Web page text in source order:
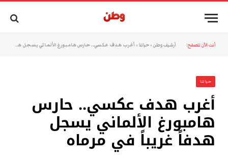
أنت الآن تتصفح: أرشيف وطن »حياتنا » أغرب هدف عكسي.. حارس هامبورغ الألماني يسجل هدفاً غريباً في مرماه
حياتنا
أغرب هدف عكسي.. حارس
هامبورغ الألماني يسجل
هدفاً غريباً في مرماه